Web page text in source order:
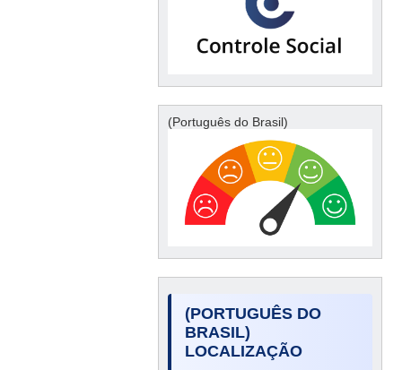
(Português do Brasil)
(PORTUGUÊS DO
BRASIL)
LOCALIZAÇÃO